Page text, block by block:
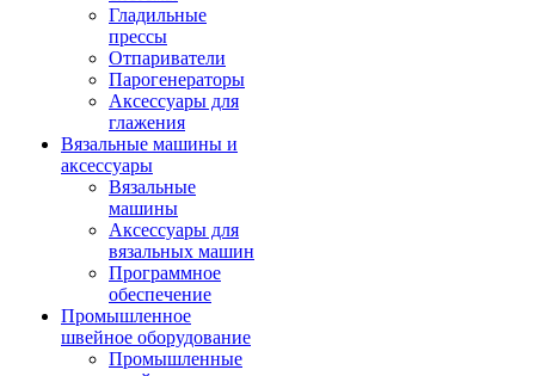
Гладильные
прессы
Отпариватели
Парогенераторы
Аксессуары для
глажения
Вязальные машины и
аксессуары
Вязальные
машины
Аксессуары для
вязальных машин
Программное
обеспечение
Промышленное
швейное оборудование
Промышленные